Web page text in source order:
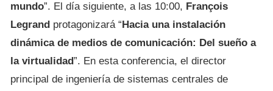
mundo”. El día siguiente, a las 10:00, François
Legrand protagonizará “ Hacia una instalación
dinámica de medios de comunicación: Del sueño a
la virtualidad”. En esta conferencia, el director
principal de ingeniería de sistemas centrales de